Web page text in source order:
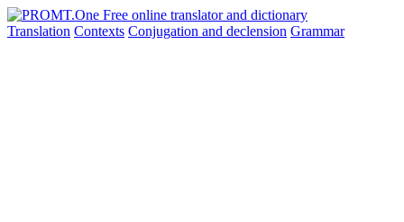
Translation Contexts Conjugation and declension Grammar